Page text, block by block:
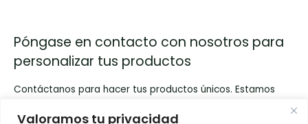
Valoramos tu privacidad
Póngase en contacto con nosotros para
personalizar tus productos
Contáctanos para hacer tus productos únicos. Estamos